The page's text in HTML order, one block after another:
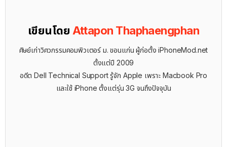
เขียนโดย Attapon Thaphaengphan
ศิษย์เก่าวิศวกรรมคอมพิวเตอร์ ม. ขอนแก่น ผู้ก่อตั้ง iPhoneMod.net
ตั้งแต่ปี 2009
อดีต Dell Technical Support รู้จัก ​Apple เพราะ Macbook Pro
และใช้ iPhone ตั้งแต่รุ่น 3G จนถึงปัจจุบัน